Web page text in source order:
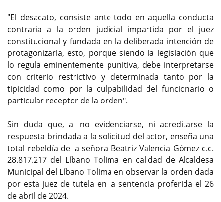
"El desacato, consiste ante todo en aquella conducta
contraria a la orden judicial impartida por el juez
constitucional y fundada en la deliberada intención de
protagonizarla, esto, porque siendo la legislación que
lo regula eminentemente punitiva, debe interpretarse
con criterio restrictivo y determinada tanto por la
tipicidad como por la culpabilidad del funcionario o
particular receptor de la orden".
Sin duda que, al no evidenciarse, ni acreditarse la
respuesta brindada a la solicitud del actor, enseña una
total rebeldía de la señora Beatriz Valencia Gómez c.c.
28.817.217 del Líbano Tolima en calidad de Alcaldesa
Municipal del Líbano Tolima en observar la orden dada
por esta juez de tutela en la sentencia proferida el 26
de abril de 2024.